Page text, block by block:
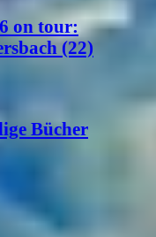
on tour:
(22)
Bücher